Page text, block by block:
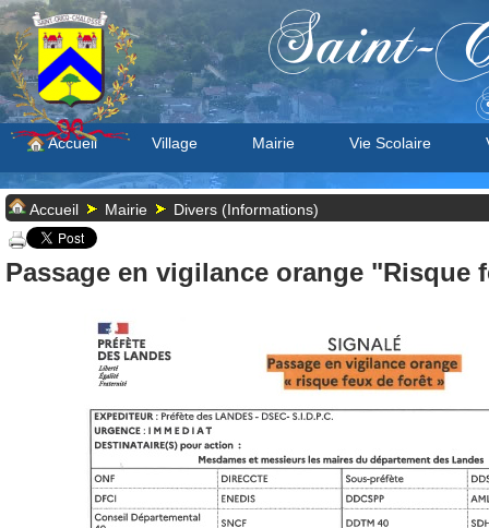
Saint-
Accueil Village Mairie Vie Scolaire
Accueil Mairie Divers (Informations)
Passage en vigilance orange "Risque